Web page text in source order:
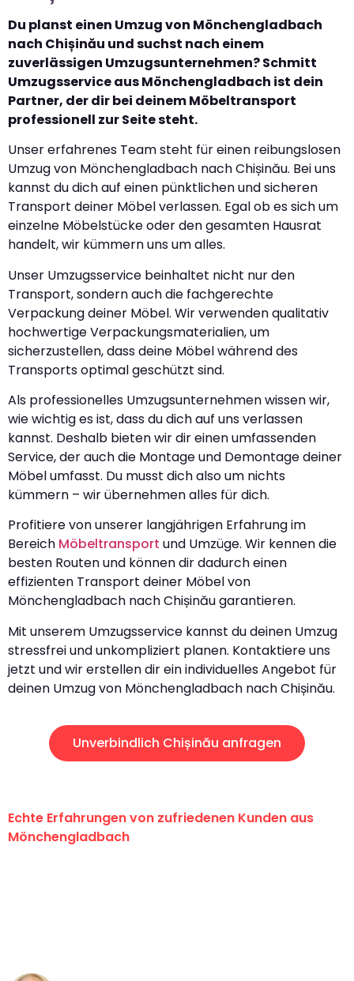
Du planst einen Umzug von Mönchengladbach
nach Chișinău und suchst nach einem
zuverlässigen Umzugsunternehmen? Schmitt
Umzugsservice aus Mönchengladbach ist dein
Partner, der dir bei deinem Möbeltransport
professionell zur Seite steht.
Unser erfahrenes Team steht für einen reibungslosen
Umzug von Mönchengladbach nach Chișinău. Bei uns
kannst du dich auf einen pünktlichen und sicheren
Transport deiner Möbel verlassen. Egal ob es sich um
einzelne Möbelstücke oder den gesamten Hausrat
handelt, wir kümmern uns um alles.
Unser Umzugsservice beinhaltet nicht nur den
Transport, sondern auch die fachgerechte
Verpackung deiner Möbel. Wir verwenden qualitativ
hochwertige Verpackungsmaterialien, um
sicherzustellen, dass deine Möbel während des
Transports optimal geschützt sind.
Als professionelles Umzugsunternehmen wissen wir,
wie wichtig es ist, dass du dich auf uns verlassen
kannst. Deshalb bieten wir dir einen umfassenden
Service, der auch die Montage und Demontage deiner
Möbel umfasst. Du musst dich also um nichts
kümmern – wir übernehmen alles für dich.
Profitiere von unserer langjährigen Erfahrung im
Bereich Möbeltransport und Umzüge. Wir kennen die
besten Routen und können dir dadurch einen
effizienten Transport deiner Möbel von
Mönchengladbach nach Chișinău garantieren.
Mit unserem Umzugsservice kannst du deinen Umzug
stressfrei und unkompliziert planen. Kontaktiere uns
jetzt und wir erstellen dir ein individuelles Angebot für
deinen Umzug von Mönchengladbach nach Chișinău.
Unverbindlich Chișinău anfragen
Echte Erfahrungen von zufriedenen Kunden aus
Mönchengladbach